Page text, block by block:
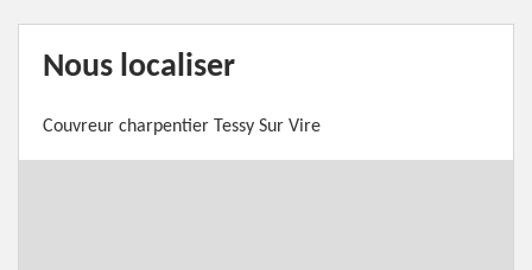
Nous localiser
Couvreur charpentier Tessy Sur Vire